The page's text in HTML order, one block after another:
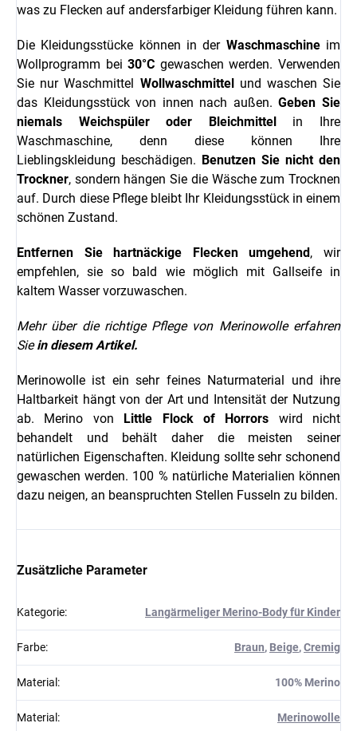
was zu Flecken auf andersfarbiger Kleidung führen kann.
Die Kleidungsstücke können in der Waschmaschineim
Wollprogramm bei30°C gewaschen werden. Verwenden
Sie nur Waschmittel Wollwaschmittel
und waschen Sie
das Kleidungsstück von innen nach außen.Geben Sie
niemals Weichspüler oder Bleichmittel
in Ihre
Waschmaschine, denn diese können Ihre
Lieblingskleidung beschädigen. Benutzen Sie nicht den
Trockner, sondern hängen Sie die Wäsche zum Trocknen
auf. Durch diese Pflege bleibt Ihr Kleidungsstück in einem
schönen Zustand.
Entfernen Sie hartnäckige Flecken umgehend , wir
empfehlen, sie so bald wie möglich mit Gallseife in
kaltem Wasser vorzuwaschen.
Mehr über die richtige Pflege von Merinowolle erfahren
Siein diesem Artikel.
Merinowolle ist ein sehr feines Naturmaterial und ihre
Haltbarkeit hängt von der Art und Intensität der Nutzung
ab. Merino von
Little Flock of Horrors
wird nicht
behandelt und behält daher die meisten seiner
natürlichen Eigenschaften. Kleidung sollte sehr schonend
gewaschen werden. 100 % natürliche Materialien können
dazu neigen, an beanspruchten Stellen Fusseln zu bilden.
Zusätzliche Parameter
Kategorie: Langärmeliger Merino-Body für Kinder
Farbe: Braun, Beige,Cremig
Material : 100% Merino
Material : Merinowolle